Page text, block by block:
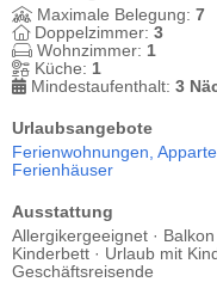
Maximale Belegung: 7
Doppelzimmer: 3
Wohnzimmer: 1
Küche: 1
Mindestaufenthalt: 3
Urlaubsangebote
Ferienwohnungen,
Ferienhäuser
Ausstattung
Allergikergeeignet ·
Kinderbett · Urlaub mit
Geschäftsreisende